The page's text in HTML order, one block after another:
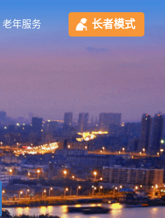
老年服务 长者模式